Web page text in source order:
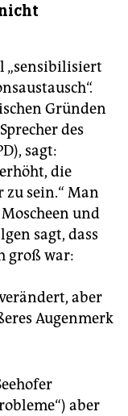
„sensibilisiert
Gründen
des
sagt:
die
sein.“ Man
und
sagt, dass
groß war:
aber
Augenmerk
aber